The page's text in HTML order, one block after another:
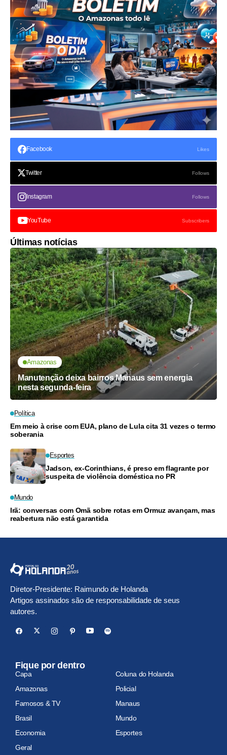
Facebook Likes
Twitter Follows
Instagram Follows
YouTube Subscribers
Últimas notícias
Amazonas
Manutenção deixa bairros Manaus sem energia
nesta segunda-feira
Política
Em meio à crise com EUA, plano de Lula cita 31 vezes o termo
soberania
Esportes
Jadson, ex-Corinthians, é preso em flagrante por
suspeita de violência doméstica no PR
Mundo
Irã: conversas com Omã sobre rotas em Ormuz avançam, mas
reabertura não está garantida
Diretor-Presidente: Raimundo de Holanda
Artigos assinados são de responsabilidade de seus
autores.
Fique por dentro
Capa
Coluna do Holanda
Amazonas
Policial
Famosos & TV
Manaus
Brasil
Mundo
Economia
Esportes
Geral